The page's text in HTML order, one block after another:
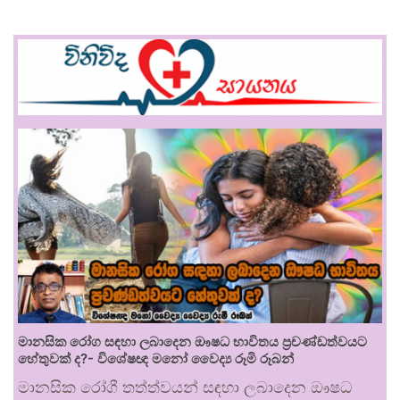
මානසික රෝග සඳහා ලබාදෙන ඖෂධ භාවිතය ප්‍රචණ්ඩත්වයට
හේතුවක් ද?- විශේෂඥ මනෝ වෛද්‍ය රූමි රූබන්
මානසික රෝගී තත්ත්වයන් සඳහා ලබාදෙන ඖෂධ